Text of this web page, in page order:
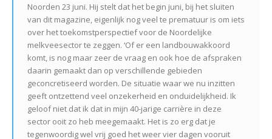
Noorden 23 juni. Hij stelt dat het begin juni, bij het sluiten
van dit magazine, eigenlijk nog veel te prematuur is om iets
over het toekomstperspectief voor de Noordelijke
melkveesector te zeggen. ‘Of er een landbouwakkoord
komt, is nog maar zeer de vraag en ook hoe de afspraken
daarin gemaakt dan op verschillende gebieden
geconcretiseerd worden. De situatie waar we nu inzitten
geeft ontzettend veel onzekerheid en onduidelijkheid. Ik
geloof niet dat ik dat in mijn 40-jarige carrière in deze
sector ooit zo heb meegemaakt. Het is zo erg dat je
tegenwoordig wel vrij goed het weer vier dagen vooruit